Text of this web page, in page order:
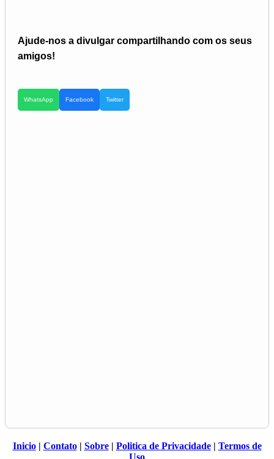
Ajude-nos a divulgar compartilhando com os seus
amigos!
WhatsApp Facebook Twitter
Inicio| Contato| Sobre| Politica de Privacidade| Termos de